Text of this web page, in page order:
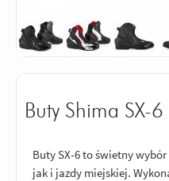
Buty Shima SX-6
Buty SX-6 to świetny
jak i jazdy miejskiej.